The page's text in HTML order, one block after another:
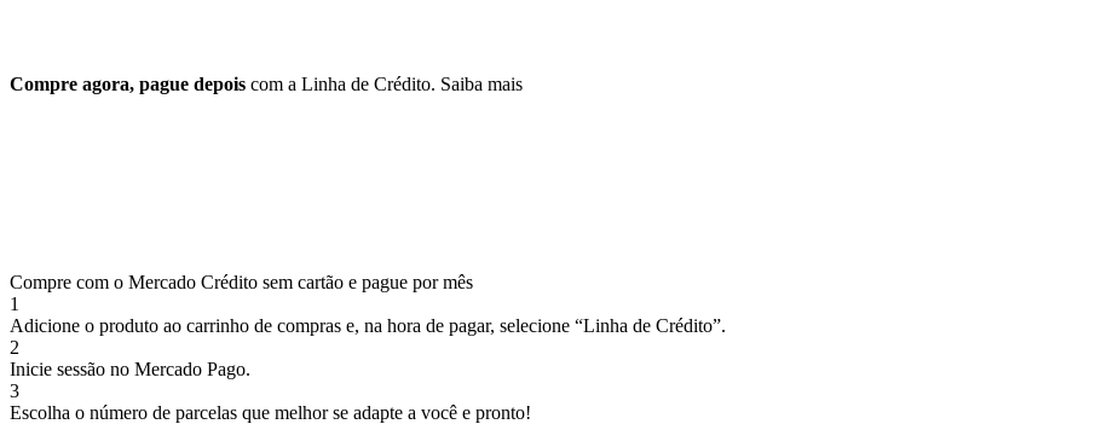
Compre agora, pague depois com a Linha de Crédito. Saiba mais
Compre com o Mercado Crédito sem cartão e pague por mês
1
Adicione o produto ao carrinho de compras e, na hora de pagar, selecione “Linha de Crédito”.
2
Inicie sessão no Mercado Pago.
3
Escolha o número de parcelas que melhor se adapte a você e pronto!